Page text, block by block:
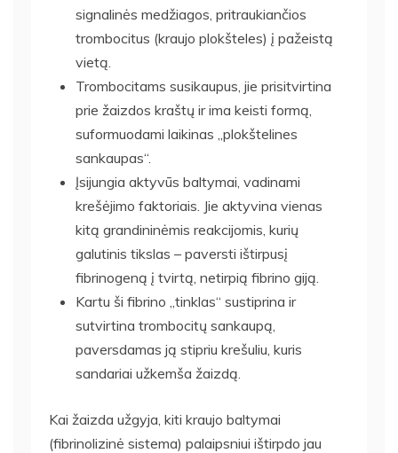
signalinės medžiagos, pritraukiančios
trombocitus (kraujo plokšteles) į pažeistą
vietą.
Trombocitams susikaupus, jie prisitvirtina
prie žaizdos kraštų ir ima keisti formą,
suformuodami laikinas „plokštelines
sankaupas“.
Įsijungia aktyvūs baltymai, vadinami
krešėjimo faktoriais. Jie aktyvina vienas
kitą grandininėmis reakcijomis, kurių
galutinis tikslas – paversti ištirpusį
fibrinogeną į tvirtą, netirpią fibrino giją.
Kartu ši fibrino „tinklas“ sustiprina ir
sutvirtina trombocitų sankaupą,
paversdamas ją stipriu krešuliu, kuris
sandariai užkemša žaizdą.
Kai žaizda užgyja, kiti kraujo baltymai
(fibrinolizinė sistema) palaipsniui ištirpdo jau